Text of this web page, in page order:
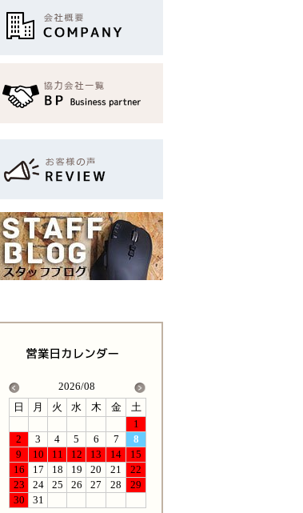
2026/08
日
月 火 水 木 金
土
1
2
3 4 5 6 7
8
9
10 11 12 13 14
15
16
17 18 19 20 21
22
23
24 25 26 27 28
29
30
31